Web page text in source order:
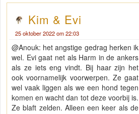
Kim & Evi
25 oktober 2022 om 22:03
@Anouk: het angstige gedrag herken ik
wel. Evi gaat net als Harm in de ankers
als ze iets eng vindt. Bij haar zijn het
ook voornamelijk voorwerpen. Ze gaat
wel vaak liggen als we een hond tegen
komen en wacht dan tot deze voorbij is.
Ze blaft zelden. Alleen een keer als de